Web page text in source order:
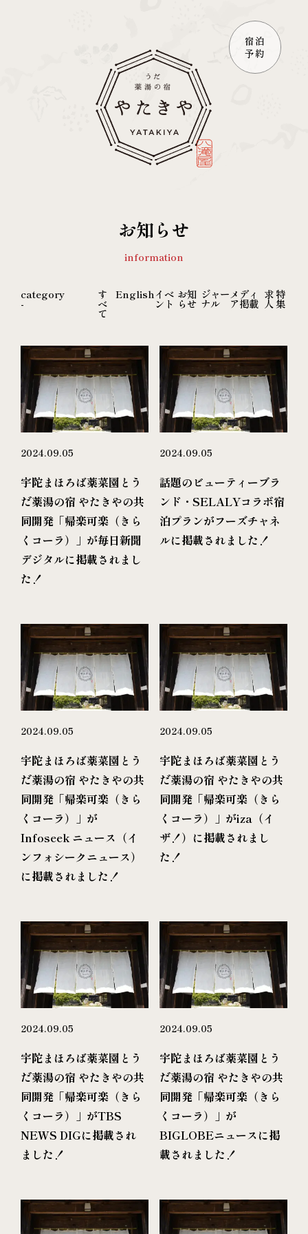
宿泊
予約
お知らせ
information
category す
べ
て
Englishイベ
ント
お知
らせ
ジャー
ナル
メディ
ア掲載
求
人
特
集
宇陀まほろば薬菜園とう
だ薬湯の宿 やたきやの共
同開発「帰楽可楽（きら
くコーラ）」が毎日新聞
デジタルに掲載されまし
た！
2024.09.05
話題のビューティーブラ
ンド・SELALYコラボ宿
泊プランがフーズチャネ
ルに掲載されました！
2024.09.05
宇陀まほろば薬菜園とう
だ薬湯の宿 やたきやの共
同開発「帰楽可楽（きら
くコーラ）」が
Infoseek ニュース（イ
ンフォシークニュース）
に掲載されました！
2024.09.05
宇陀まほろば薬菜園とう
だ薬湯の宿 やたきやの共
同開発「帰楽可楽（きら
くコーラ）」がiza（イ
ザ！）に掲載されまし
た！
2024.09.05
宇陀まほろば薬菜園とう
だ薬湯の宿 やたきやの共
同開発「帰楽可楽（きら
くコーラ）」がTBS
NEWS DIGに掲載され
ました！
2024.09.05
宇陀まほろば薬菜園とう
だ薬湯の宿 やたきやの共
同開発「帰楽可楽（きら
くコーラ）」が
BIGLOBEニュースに掲
載されました！
2024.09.05